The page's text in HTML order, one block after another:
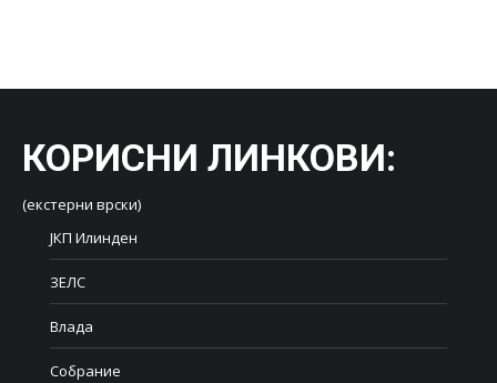
КОРИСНИ ЛИНКОВИ:
(екстерни врски)
ЈКП Илинден
ЗЕЛС
Влада
Собрание